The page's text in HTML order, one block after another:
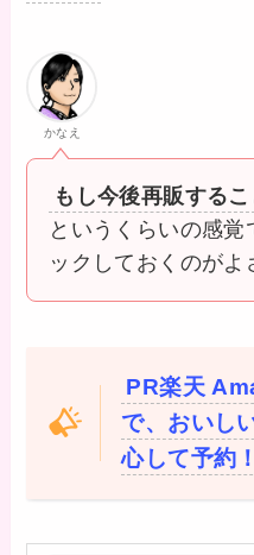
かなえ
もし今後再販する
というくらいの感
ックしておくのがよ
PR楽天
で、おいし
心して予約！